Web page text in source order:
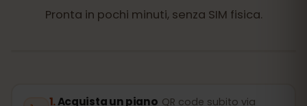
Pronta in pochi minuti, senza SIM fisica.
Acquista un piano QR code subito via